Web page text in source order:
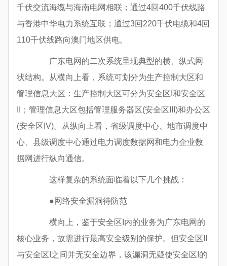
千伏交流海缆与海南电网相联；通过4回400千伏线路
与香港中华电力系统互联；通过3回220千伏电缆和4回
110千伏线路向澳门地区供电。
广东电网的二次系统呈现典型的横、纵式网
状结构。从横向上看，系统可划分为生产控制大区和
管理信息大区：生产控制大区可分为安全区I和安全区
II；管理信息大区包括管理服务器区(安全区III)和办公区
(安全区IV)。从纵向上看，省级调度中心、地市调度中
心、县级调度中心通过电力调度数据网和电力企业数
据网进行纵向通信。
这样复杂的系统面临着以下几个挑战：
●网络安全漏洞待防范
横向上，鉴于安全区I内的业务为广东电网的
核心业务，故需进行最高安全级别的保护。但安全区II
与安全区I之间并无安全边界，该漏洞无疑使安全区I的